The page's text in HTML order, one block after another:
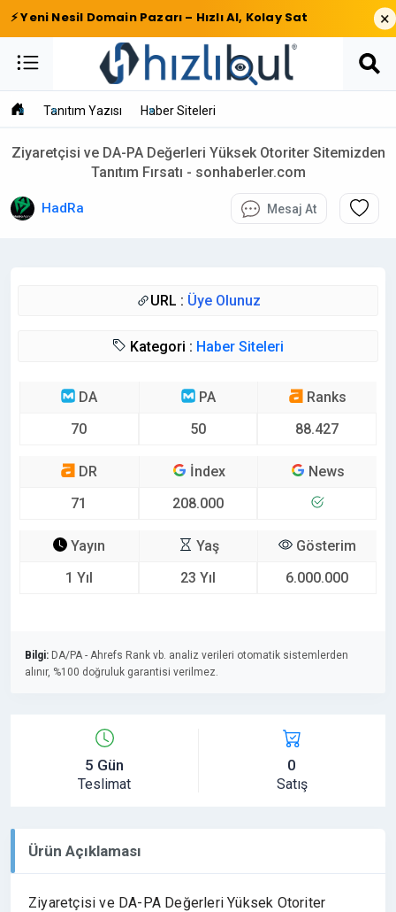
⚡ Yeni Nesil Domain Pazarı – Hızlı Al, Kolay Sat ×
Tanıtım Yazısı Haber Siteleri
Ziyaretçisi ve DA-PA Değerleri Yüksek Otoriter Sitemizden
Tanıtım Fırsatı - sonhaberler.com
HadRa Mesaj At
URL : Üye Olunuz
Kategori : Haber Siteleri
DA
70
PA
50
Ranks
88.427
DR
71
İndex
208.000
News
Yayın
1 Yıl
Yaş
23 Yıl
Gösterim
6.000.000
Bilgi: DA/PA - Ahrefs Rank vb. analiz verileri otomatik sistemlerden
alınır, %100 doğruluk garantisi verilmez.
5 Gün
Teslimat
0
Satış
Ürün Açıklaması
Ziyaretçisi ve DA-PA Değerleri Yüksek Otoriter